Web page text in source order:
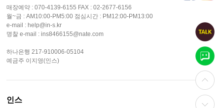
매장예약 : 070-4139-6155 FAX : 02-2677-6156
월~금 : AM10:00-PM5:00 점심시간 : PM12:00-PM13:00
e-mail : help@in-s.kr
명찰 e-mail : ins8466155@nate.com
하나은행 217-910006-05104
예금주 이지영(인스)
인스